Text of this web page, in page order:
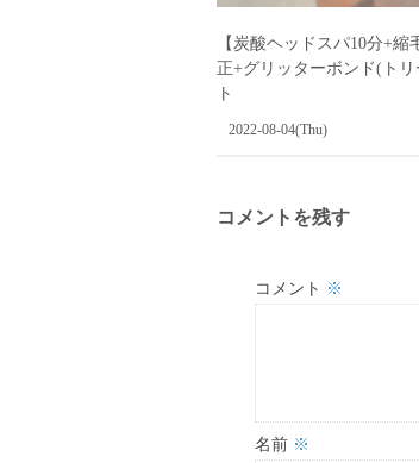
【炭酸ヘッドスパ10分+縮
正+グリッターボンド(トリ
ト
2022-08-04(Thu)
コメントを残す
コメント ※
名前 ※